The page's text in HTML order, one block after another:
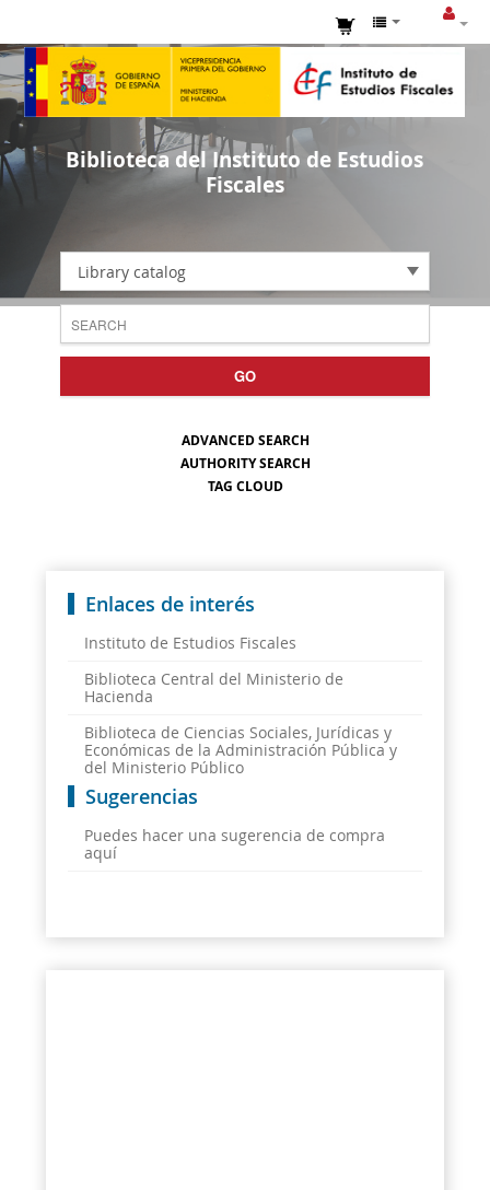
Biblioteca del Instituto de Estudios
Fiscales
Library catalog
GO
ADVANCED SEARCH
AUTHORITY SEARCH
TAG CLOUD
Enlaces de interés
Instituto de Estudios Fiscales
Biblioteca Central del Ministerio de
Hacienda
Biblioteca de Ciencias Sociales, Jurídicas y
Económicas de la Administración Pública y
del Ministerio Público
Sugerencias
Puedes hacer una sugerencia de compra
aquí